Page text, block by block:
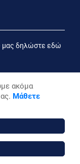
μας δηλώστε εδώ
ακόμα
Μάθετε